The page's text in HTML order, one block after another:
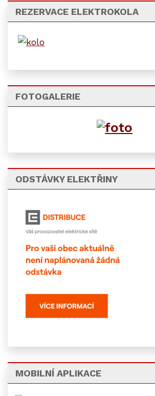
REZERVACE ELEKTROKOLA
FOTOGALERIE
ODSTÁVKY ELEKTŘINY
MOBILNÍ APLIKACE